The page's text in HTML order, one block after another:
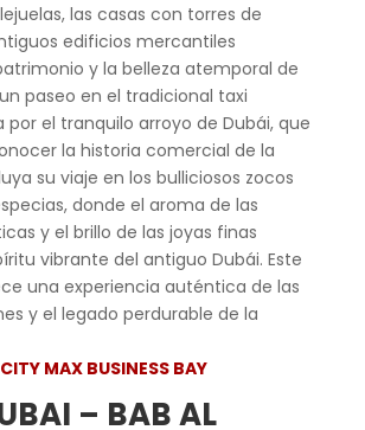
las casas con torres de
edificios mercantiles
y la belleza atemporal de
paseo en el tradicional taxi
por el tranquilo arroyo de Dubái, que
la historia comercial de la
su viaje en los bulliciosos zocos
donde el aroma de las
y el brillo de las joyas finas
vibrante del antiguo Dubái. Este
una experiencia auténtica de las
y el legado perdurable de la
CITY MAX BUSINESS BAY
– BAB AL